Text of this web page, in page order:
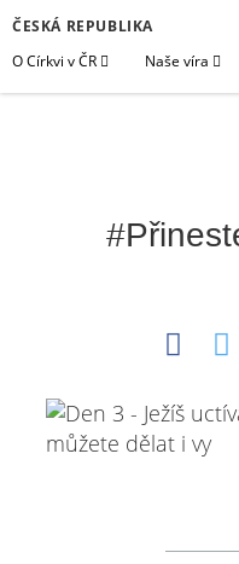
ČESKÁ REPUBLIKA
O Církvi v ČR
Naše víra